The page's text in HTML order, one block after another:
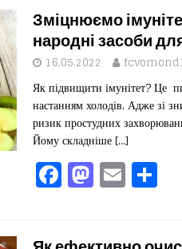
e
b
o
o
k
o
d
o
n
l ит
ис
я
Зміцнюємо
народні засоби
16.05.2022
Як підвищити імунітет? Це
настанням холодів. Адже зі
ризик простудних
Йому складніше […]
F
a
M
a
E
m